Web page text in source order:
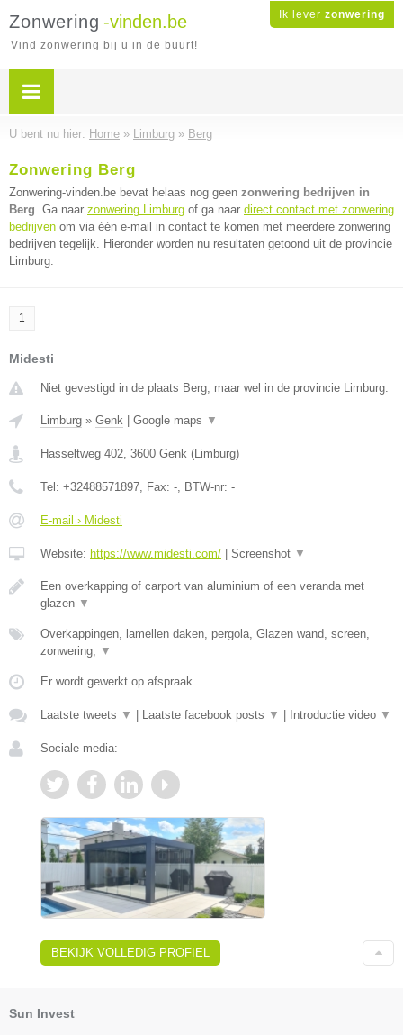
Ik lever zonwering
Zonwering -vinden.be
Vind zonwering bij u in de buurt!
U bent nu hier: Home » Limburg » Berg
Zonwering Berg
Zonwering-vinden.be bevat helaas nog geen zonwering bedrijven in
Berg. Ga naar zonwering Limburg of ga naar direct contact met zonwering
bedrijven om via één e-mail in contact te komen met meerdere zonwering
bedrijven tegelijk. Hieronder worden nu resultaten getoond uit de provincie
Limburg.
1
Midesti
Niet gevestigd in de plaats Berg, maar wel in de provincie Limburg.
Limburg » Genk Google maps ▼
Hasseltweg 402, 3600 Genk (Limburg)
Tel: +32488571897, Fax: -, BTW-nr: -
E-mail › Midesti
Website: https://www.midesti.com/ Screenshot ▼
Een overkapping of carport van aluminium of een veranda met
glazen ▼
Overkappingen, lamellen daken, pergola, Glazen wand, screen,
zonwering, ▼
Er wordt gewerkt op afspraak.
Laatste tweets ▼ Laatste facebook posts ▼ Introductie video ▼
Sociale media:
BEKIJK VOLLEDIG PROFIEL
Sun Invest